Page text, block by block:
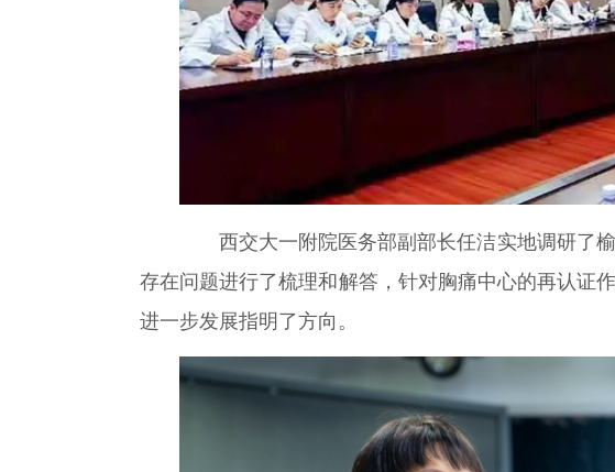
西交大一附院医务部副部长任洁实地调研了
存在问题进行了梳理和解答，针对胸痛中心的再认证
进一步发展指明了方向。